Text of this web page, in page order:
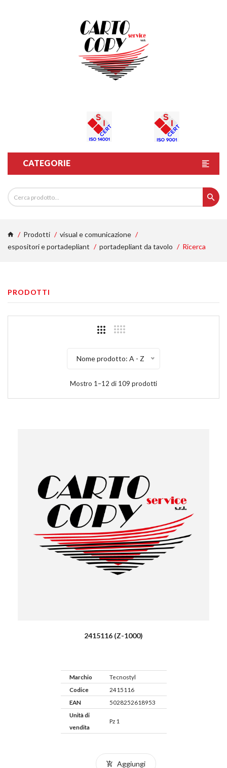
CATEGORIE
Prodotti
visual e comunicazione
espositori e portadepliant
portadepliant da tavolo Ricerca
PRODOTTI
Nome prodotto: A - Z
Mostro 1–12 di 109 prodotti
2415116 (Z-1000)
Marchio
Tecnostyl
Codice
2415116
EAN
5028252618953
Unità di
vendita
Pz 1
Aggiungi